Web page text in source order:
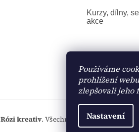
Používáme
prohlížení
zlepšovali jeho
Nastavení
Kurzy, dílny,
akce
Rózi kreativ. Všechna práva vyhrazena.